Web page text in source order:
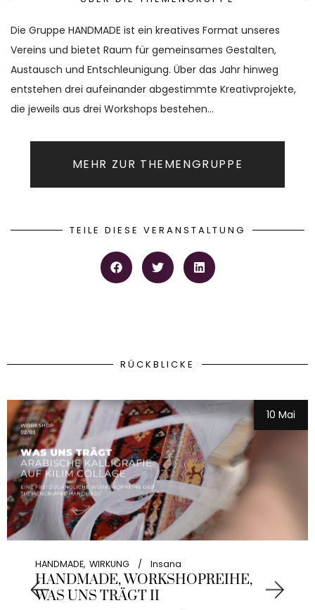
Die Gruppe HANDMADE ist ein kreatives Format unseres
Vereins und bietet Raum für gemeinsames Gestalten,
Austausch und Entschleunigung. Über das Jahr hinweg
entstehen drei aufeinander abgestimmte Kreativprojekte,
die jeweils aus drei Workshops bestehen…
MEHR ZUR THEMENGRUPPE
TEILE DIESE VERANSTALTUNG
RÜCKBLICKE
10 Mai
HANDMADE WIRKUNG Insana
HANDMADE, WORKSHOPREIHE,
WAS UNS TRÄGT II